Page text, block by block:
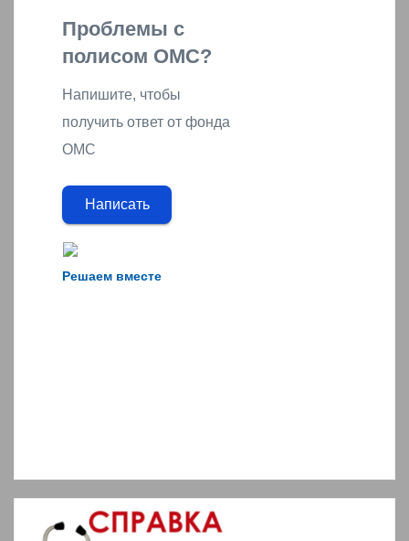
Решаем вместе
Проблемы с
полисом ОМС?
Напишите, чтобы
получить ответ от фонда
ОМС
Написать